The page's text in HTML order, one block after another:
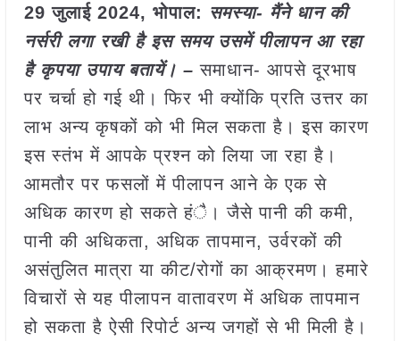
29 जुलाई 2024, भोपाल: समस्या- मैंने धान की
नर्सरी लगा रखी है इस समय उसमें पीलापन आ रहा
है कृपया उपाय बतायें। –समाधान- आपसे दूरभाष
पर चर्चा हो गई थी। फिर भी क्योंकि प्रति उत्तर का
लाभ अन्य कृषकों को भी मिल सकता है। इस कारण
इस स्तंभ में आपके प्रश्न को लिया जा रहा है।
आमतौर पर फसलों में पीलापन आने के एक से
अधिक कारण हो सकते हंै। जैसे पानी की कमी,
पानी की अधिकता, अधिक तापमान, उर्वरकों की
असंतुलित मात्रा या कीट/रोगों का आक्रमण। हमारे
विचारों से यह पीलापन वातावरण में अधिक तापमान
हो सकता है ऐसी रिपोर्ट अन्य जगहों से भी मिली है।